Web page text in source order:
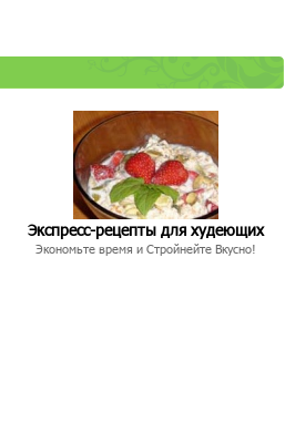
Экспресс-рецепты для худеющих
Экономьте время и Стройнейте Вкусно!